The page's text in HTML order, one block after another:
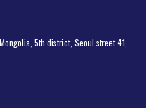
5th district, Seoul street 41,